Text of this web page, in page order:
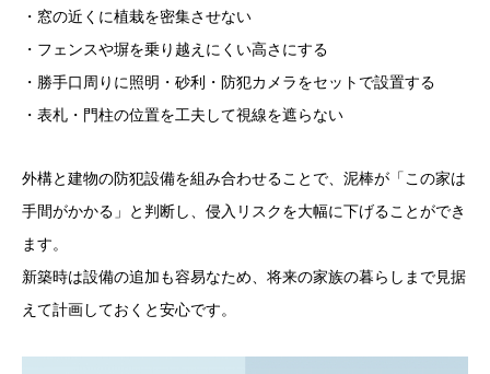
・窓の近くに植栽を密集させない
・フェンスや塀を乗り越えにくい高さにする
・勝手口周りに照明・砂利・防犯カメラをセットで設置する
・表札・門柱の位置を工夫して視線を遮らない
外構と建物の防犯設備を組み合わせることで、泥棒が「この家は
手間がかかる」と判断し、侵入リスクを大幅に下げることができ
ます。
新築時は設備の追加も容易なため、将来の家族の暮らしまで見据
えて計画しておくと安心です。